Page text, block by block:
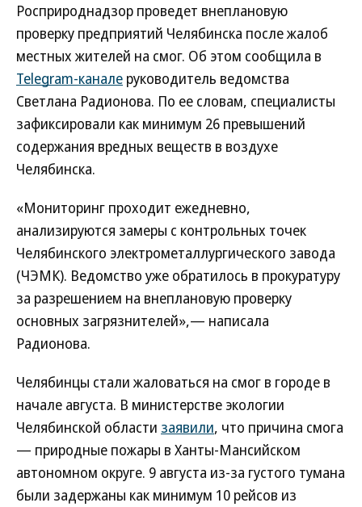
Росприроднадзор проведет внеплановую
проверку предприятий Челябинска после жалоб
местных жителей на смог. Об этом сообщила в
Telegram-канале руководитель ведомства
Светлана Радионова. По ее словам, специалисты
зафиксировали как минимум 26 превышений
содержания вредных веществ в воздухе
Челябинска.
«Мониторинг проходит ежедневно,
анализируются замеры с контрольных точек
Челябинского электрометаллургического завода
(ЧЭМК). Ведомство уже обратилось в прокуратуру
за разрешением на внеплановую проверку
основных загрязнителей»,— написала
Радионова.
Челябинцы стали жаловаться на смог в городе в
начале августа. В министерстве экологии
Челябинской области заявили, что причина смога
— природные пожары в Ханты-Мансийском
автономном округе. 9 августа из-за густого тумана
были задержаны как минимум 10 рейсов из